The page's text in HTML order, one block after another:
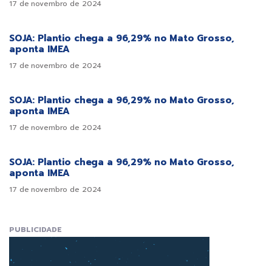
17 de novembro de 2024
SOJA: Plantio chega a 96,29% no Mato Grosso,
aponta IMEA
17 de novembro de 2024
SOJA: Plantio chega a 96,29% no Mato Grosso,
aponta IMEA
17 de novembro de 2024
SOJA: Plantio chega a 96,29% no Mato Grosso,
aponta IMEA
17 de novembro de 2024